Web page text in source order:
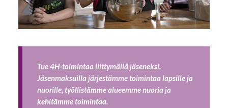
Tue 4H-toimintaa liittymällä jäseneksi.
Jäsenmaksuilla järjestämme toimintaa lapsille ja
nuorille, työllistämme alueemme nuoria ja
kehitämme toimintaa.